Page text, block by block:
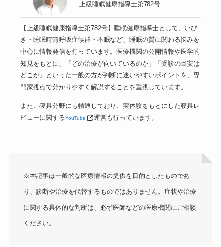
上級睡眠健康指導士第782号
【上級睡眠健康指導士第782号】睡眠健康指導士として、いび
き・睡眠時無呼吸症候群・不眠など、睡眠の質に関わる悩みを
中心に情報発信を行っています。医療機関の公開情報や医学的
知見をもとに、「どの治療が向いているのか」「受診の目安は
どこか」といった一般の方が判断に迷いやすいポイントを、専
門家視点で分かりやすく解説することを重視しています。
また、寝具分野にも精通しており、実体験をもとにした寝具レ
ビューに関するYouTube 運営も行っています。
※本記事は一般的な医療情報の提供を目的としたものであ
り、診断や治療を代替するものではありません。症状や治療
に関する具体的な判断は、必ず医師などの医療機関にご相談
ください。